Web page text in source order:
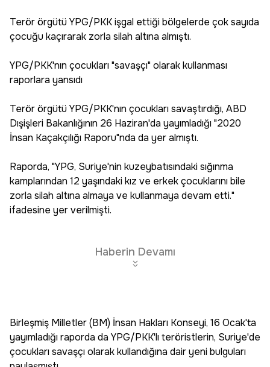
Terör örgütü YPG/PKK işgal ettiği bölgelerde çok sayıda
çocuğu kaçırarak zorla silah altına almıştı.
YPG/PKK'nın çocukları "savaşçı" olarak kullanması
raporlara yansıdı
Terör örgütü YPG/PKK'nın çocukları savaştırdığı, ABD
Dışişleri Bakanlığının 26 Haziran'da yayımladığı "2020
İnsan Kaçakçılığı Raporu"nda da yer almıştı.
Raporda, "YPG, Suriye'nin kuzeybatısındaki sığınma
kamplarından 12 yaşındaki kız ve erkek çocuklarını bile
zorla silah altına almaya ve kullanmaya devam etti."
ifadesine yer verilmişti.
Haberin Devamı
Birleşmiş Milletler (BM) İnsan Hakları Konseyi, 16 Ocak'ta
yayımladığı raporda da YPG/PKK'lı teröristlerin, Suriye'de
çocukları savaşçı olarak kullandığına dair yeni bulguları